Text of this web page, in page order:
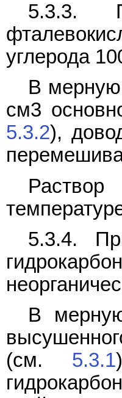
5.3.3.
углерода
В мерную
см3
5.3.2),
5.3.4.
В
(см. 5.3.1